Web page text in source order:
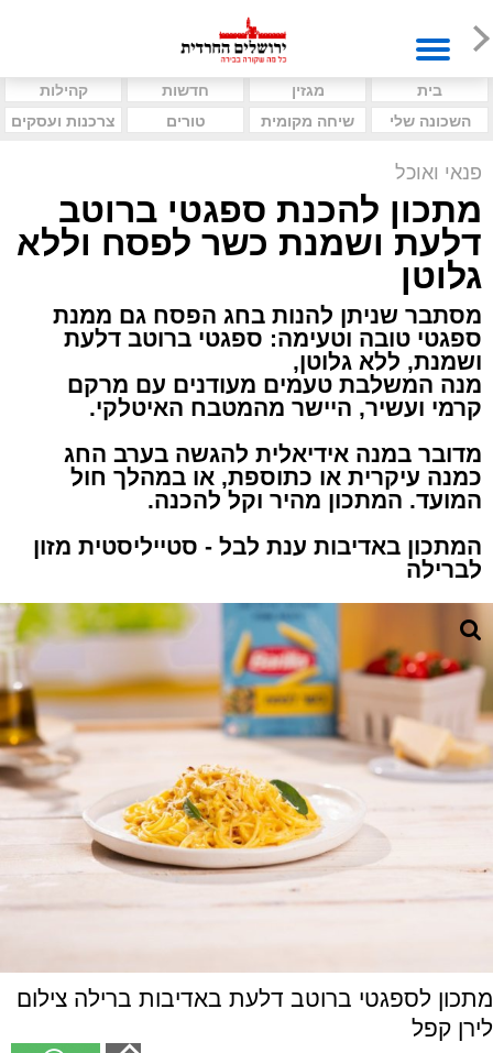
בית מגזין חדשות
קהילות
השכונה שלי
שיחה מקומית טורים צרכנות ועסקים
פנאי ואוכל
מתכון להכנת ספגטי ברוטב
דלעת ושמנת כשר לפסח וללא
גלוטן
מסתבר שניתן להנות בחג הפסח גם ממנת
ספגטי טובה וטעימה: ספגטי ברוטב דלעת
ושמנת, ללא גלוטן,
מנה המשלבת טעמים מעודנים עם מרקם
קרמי ועשיר, היישר מהמטבח האיטלקי.
מדובר במנה אידיאלית להגשה בערב החג
כמנה עיקרית או כתוספת, או במהלך חול
המועד. המתכון מהיר וקל להכנה.
המתכון באדיבות ענת לבל - סטייליסטית מזון
לברילה
מתכון לספגטי ברוטב דלעת באדיבות ברילה צילום
לירן קפל